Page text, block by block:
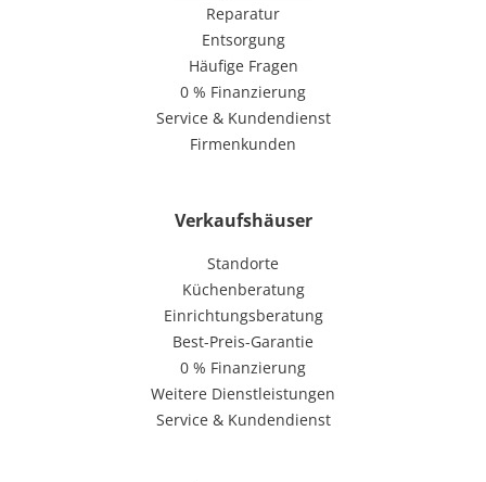
Reparatur
Entsorgung
Häufige Fragen
0 % Finanzierung
Service & Kundendienst
Firmenkunden
Verkaufshäuser
Standorte
Küchenberatung
Einrichtungsberatung
Best-Preis-Garantie
0 % Finanzierung
Weitere Dienstleistungen
Service & Kundendienst